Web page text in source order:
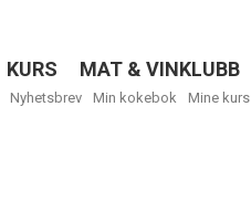
KURS MAT & VINKLUBB
Nyhetsbrev Min kokebok Mine kurs